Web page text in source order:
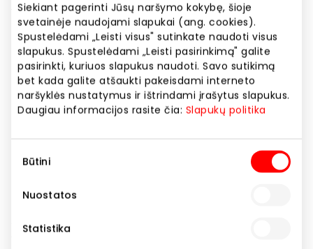
Siekiant pagerinti Jūsų naršymo kokybę, šioje
svetainėje naudojami slapukai (ang. cookies).
Spustelėdami „Leisti visus" sutinkate naudoti visus
slapukus. Spustelėdami „Leisti pasirinkimą" galite
pasirinkti, kuriuos slapukus naudoti. Savo sutikimą
bet kada galite atšaukti pakeisdami interneto
naršyklės nustatymus ir ištrindami įrašytus slapukus.
Daugiau informacijos rasite čia: Slapukų politika
pasirinkimas
Būtini
Nuostatos
Statistika
1 aukštas
Akcijos trukmė
Nuo 2026.06.01iki2026.06.30
Rodyti lokaciją žemėlapyje
Perkant 1 vnt. GIVEN kolekcijos papuošalą taikoma
nuolaida.
Atrask prasmingas dovanas sau ir artimiesiems su
GIVEN!